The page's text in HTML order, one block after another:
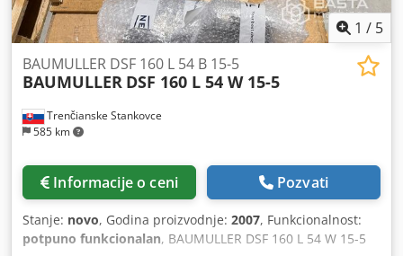
1 / 5
Trenčianske Stankovce
585 km
BAUMULLER DSF 160 L 54 B 15-5
BAUMULLER DSF 160 L 54 W 15-5
Informacije o ceni Pozvati
Stanje: novo, Godina proizvodnje: 2007, Funkcionalnost:
potpuno funkcionalan, BAUMULLER DSF 160 L 54 W 15-5